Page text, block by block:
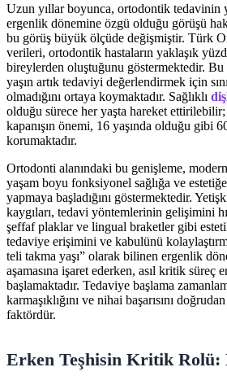
Uzun yıllar boyunca, ortodontik tedavinin
ergenlik dönemine özgü olduğu görüşü
bu görüş büyük ölçüde değişmiştir. Türk
verileri, ortodontik hastaların yaklaşık
bireylerden oluştuğunu göstermektedir.
yaşın artık tedaviyi değerlendirmek için
olmadığını ortaya koymaktadır. Sağlıklı
olduğu sürece her yaşta hareket
kapanışın önemi, 16 yaşında olduğu gibi
korumaktadır.
Ortodonti alanındaki bu genişleme,
yaşam boyu fonksiyonel sağlığa ve
yapmaya başladığını göstermektedir.
kaygıları, tedavi yöntemlerinin gelişimini
şeffaf plaklar ve lingual braketler gibi
tedaviye erişimini ve kabulünü
teli takma yaşı” olarak bilinen ergenlik
aşamasına işaret ederken, asıl kritik süreç
başlamaktadır. Tedaviye başlama
karmaşıklığını ve nihai başarısını
faktördür.
Erken Teşhisin Kritik Rolü: